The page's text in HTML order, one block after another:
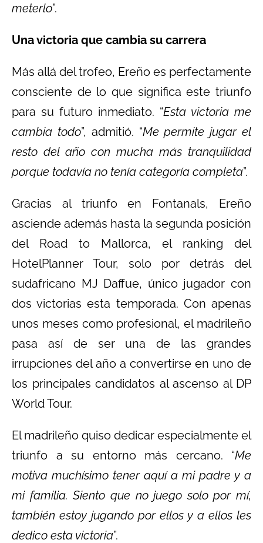
meterlo”.
Una victoria que cambia su carrera
Más allá del trofeo, Ereño es perfectamente
consciente de lo que significa este triunfo
para su futuro inmediato. “Esta victoria me
cambia todo”, admitió. “Me permite jugar el
resto del año con mucha más tranquilidad
porque todavía no tenía categoría completa”.
Gracias al triunfo en Fontanals, Ereño
asciende además hasta la segunda posición
del Road to Mallorca, el ranking del
HotelPlanner Tour, solo por detrás del
sudafricano MJ Daffue, único jugador con
dos victorias esta temporada. Con apenas
unos meses como profesional, el madrileño
pasa así de ser una de las grandes
irrupciones del año a convertirse en uno de
los principales candidatos al ascenso al DP
World Tour.
El madrileño quiso dedicar especialmente el
triunfo a su entorno más cercano. “Me
motiva muchísimo tener aquí a mi padre y a
mi familia. Siento que no juego solo por mí,
también estoy jugando por ellos y a ellos les
dedico esta victoria”.